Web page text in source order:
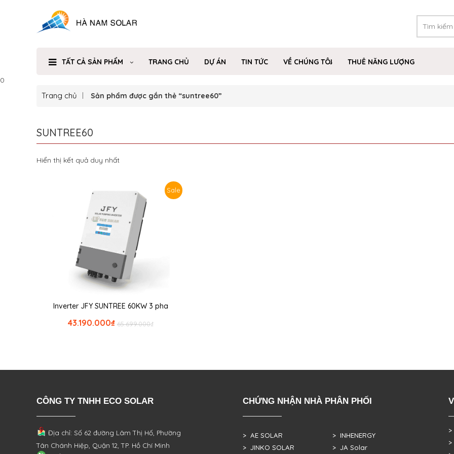
TẤT CẢ SẢN PHẨM TRANG CHỦ DỰ ÁN TIN TỨC VỀ CHÚNG TÔI
THUÊ NĂNG LƯỢNG
0
Trang chủ Sản phẩm được gắn thẻ “suntree60”
SUNTREE60
Hiển thị kết quả duy nhất
Sale
Inverter JFY SUNTREE 60KW 3 pha
₫
65.699.000
₫
43.190.000
CÔNG TY TNHH ECO SOLAR
Địa chỉ: Số 62 đường Lâm Thị Hố, Phường
Tân Chánh Hiệp, Quận 12, TP. Hồ Chí Minh
CHỨNG NHẬN NHÀ PHÂN PHỐI
> AE SOLAR
> JINKO SOLAR
> INHENERGY
> JA Solar
>